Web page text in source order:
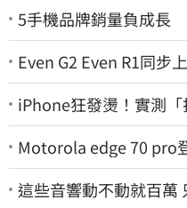
5手機品牌銷量負成長
Even G2 Even R1同步
iPhone狂發燙！實測
Motorola edge 70
這些音響動不動就百萬